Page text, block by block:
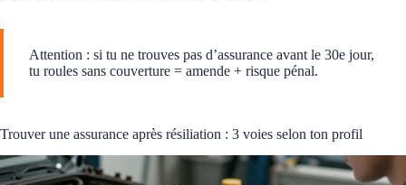
Attention : si tu ne trouves pas d’assurance avant le 30e jour,
tu roules sans couverture = amende + risque pénal.
Trouver une assurance après résiliation : 3 voies selon ton profil